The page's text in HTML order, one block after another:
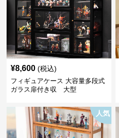
¥8,600 (税込)
フィギュアケース 大容量多段式
ガラス扉付き収 大型
人気